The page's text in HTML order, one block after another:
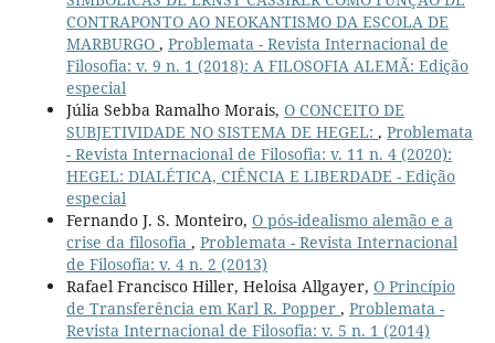
CONTRAPONTO AO NEOKANTISMO DA ESCOLA DE
MARBURGO , Problemata - Revista Internacional de
Filosofia: v. 9 n. 1 (2018): A FILOSOFIA ALEMÃ: Edição
especial
Júlia Sebba Ramalho Morais, O CONCEITO DE
SUBJETIVIDADE NO SISTEMA DE HEGEL: , Problemata
- Revista Internacional de Filosofia: v. 11 n. 4 (2020):
HEGEL: DIALÉTICA, CIÊNCIA E LIBERDADE - Edição
especial
Fernando J. S. Monteiro, O pós-idealismo alemão e a
crise da filosofia , Problemata - Revista Internacional
de Filosofia: v. 4 n. 2 (2013)
Rafael Francisco Hiller, Heloisa Allgayer, O Princípio
de Transferência em Karl R. Popper , Problemata -
Revista Internacional de Filosofia: v. 5 n. 1 (2014)